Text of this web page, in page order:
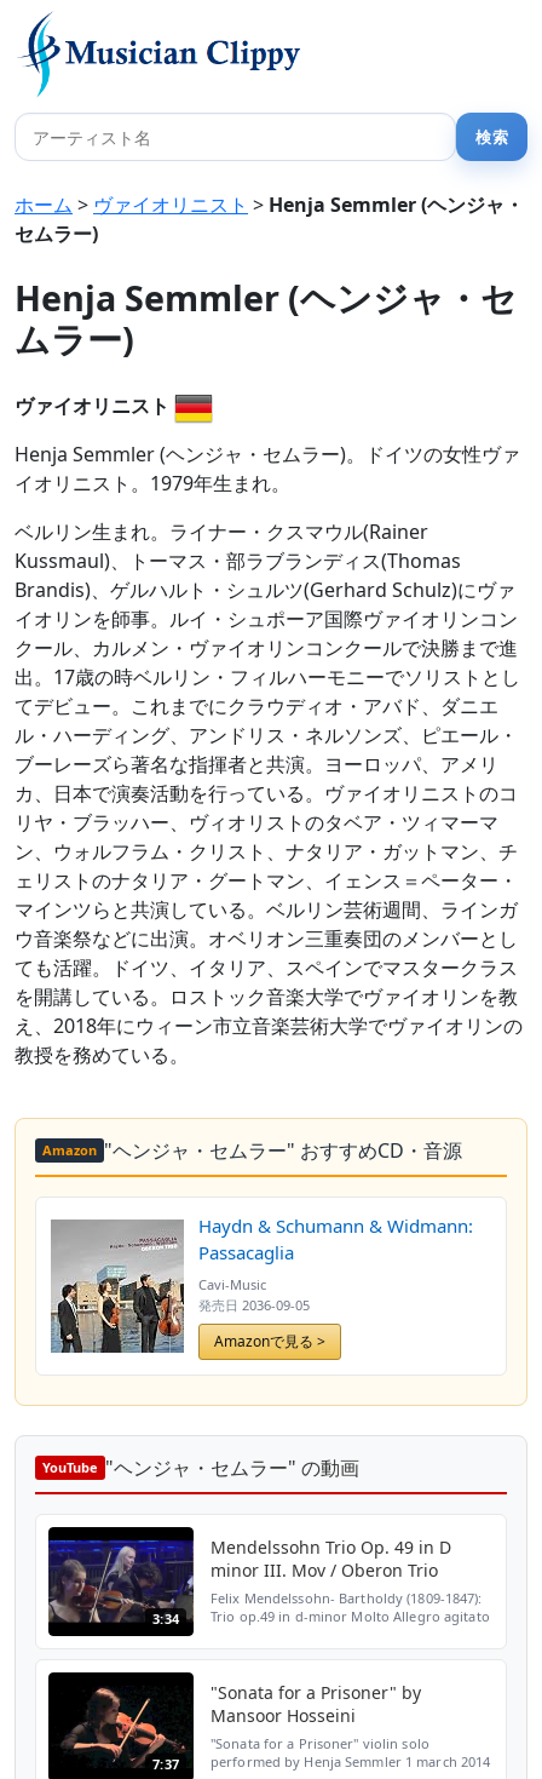
ホーム > ヴァイオリニスト > Henja Semmler (ヘンジャ・
セムラー)
Henja Semmler (ヘンジャ・セ
ムラー)
ヴァイオリニスト
Henja Semmler (ヘンジャ・セムラー)。ドイツの女性ヴァ
イオリニスト。1979年生まれ。
ベルリン生まれ。ライナー・クスマウル(Rainer
Kussmaul)、トーマス・部ラブランディス(Thomas
Brandis)、ゲルハルト・シュルツ(Gerhard Schulz)にヴァ
イオリンを師事。ルイ・シュポーア国際ヴァイオリンコン
クール、カルメン・ヴァイオリンコンクールで決勝まで進
出。17歳の時ベルリン・フィルハーモニーでソリストとし
てデビュー。これまでにクラウディオ・アバド、ダニエ
ル・ハーディング、アンドリス・ネルソンズ、ピエール・
ブーレーズら著名な指揮者と共演。ヨーロッパ、アメリ
カ、日本で演奏活動を行っている。ヴァイオリニストのコ
リヤ・ブラッハー、ヴィオリストのタベア・ツィマーマ
ン、ウォルフラム・クリスト、ナタリア・ガットマン、チ
ェリストのナタリア・グートマン、イェンス＝ペーター・
マインツらと共演している。ベルリン芸術週間、ラインガ
ウ音楽祭などに出演。オベリオン三重奏団のメンバーとし
ても活躍。ドイツ、イタリア、スペインでマスタークラス
を開講している。ロストック音楽大学でヴァイオリンを教
え、2018年にウィーン市立音楽芸術大学でヴァイオリンの
教授を務めている。
Amazon "ヘンジャ・セムラー" おすすめCD・音源
Haydn & Schumann & Widmann:
Passacaglia
Cavi-Music
発売日 2036-09-05
Amazonで見る >
YouTube "ヘンジャ・セムラー" の動画
3:34
Mendelssohn Trio Op. 49 in D
minor III. Mov / Oberon Trio
Felix Mendelssohn- Bartholdy (1809-1847):
Trio op.49 in d-minor Molto Allegro agitato
7:37
"Sonata for a Prisoner" by
Mansoor Hosseini
"Sonata for a Prisoner" violin solo
performed by Henja Semmler 1 march 2014